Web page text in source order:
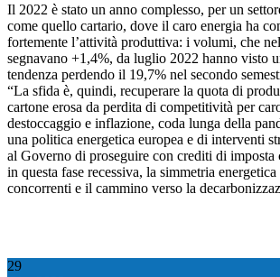
Il 2022 è stato un anno complesso, per un
come quello cartario, dove il caro energia ha
fortemente l’attività produttiva: i volumi, che
segnavano +1,4%, da luglio 2022 hanno visto
tendenza perdendo il 19,7% nel secondo
“La sfida è, quindi, recuperare la quota di
cartone erosa da perdita di competitività per
destoccaggio e inflazione, coda lunga della
una politica energetica europea e di interventi
al Governo di proseguire con crediti di imposta
in questa fase recessiva, la simmetria
concorrenti e il cammino verso la
29